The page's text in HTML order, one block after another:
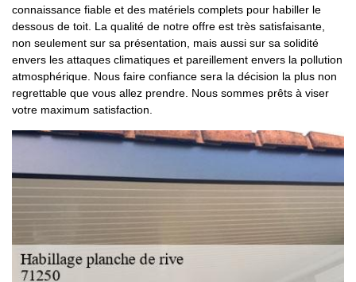
connaissance fiable et des matériels complets pour habiller le
dessous de toit. La qualité de notre offre est très satisfaisante,
non seulement sur sa présentation, mais aussi sur sa solidité
envers les attaques climatiques et pareillement envers la pollution
atmosphérique. Nous faire confiance sera la décision la plus non
regrettable que vous allez prendre. Nous sommes prêts à viser
votre maximum satisfaction.